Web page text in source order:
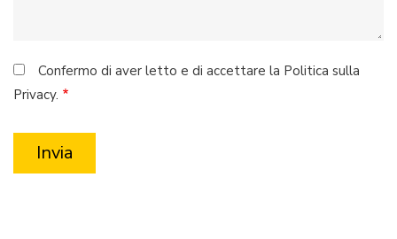
Confermo di aver letto e di accettare la Politica sulla
Privacy.